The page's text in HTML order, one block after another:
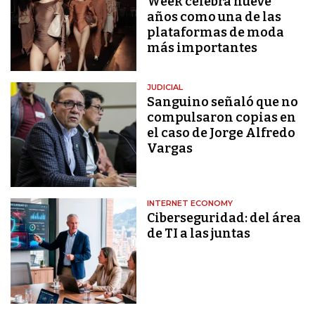
años como una de las
plataformas de moda
más importantes
JUDICIAL
Sanguino señaló que no
compulsaron copias en
el caso de Jorge Alfredo
Vargas
INTERNET ECONOMY
Ciberseguridad: del área
de TI a las juntas